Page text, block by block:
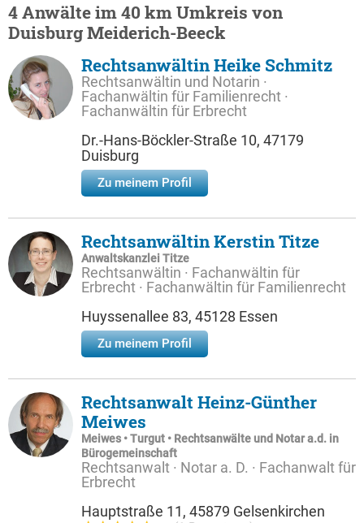
4 Anwälte im 40 km Umkreis von
Duisburg Meiderich-Beeck
Rechtsanwältin Heike Schmitz
Rechtsanwältin und Notarin ·
Fachanwältin für Familienrecht ·
Fachanwältin für Erbrecht
Dr.-Hans-Böckler-Straße 10, 47179
Duisburg
Zu meinem Profil
Rechtsanwältin Kerstin Titze
Anwaltskanzlei Titze
Rechtsanwältin · Fachanwältin für
Erbrecht · Fachanwältin für Familienrecht
Huyssenallee 83, 45128 Essen
Zu meinem Profil
Rechtsanwalt Heinz-Günther
Meiwes
Meiwes • Turgut • Rechtsanwälte und Notar a.d. in
Bürogemeinschaft
Rechtsanwalt · Notar a. D. · Fachanwalt für
Erbrecht
Hauptstraße 11, 45879 Gelsenkirchen